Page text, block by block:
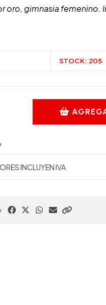
oro, gimnasia femenino.
STOCK: 205
INCLUYEN IVA